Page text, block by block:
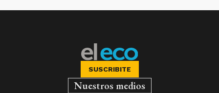
SUSCRIBITE
Nuestros medios